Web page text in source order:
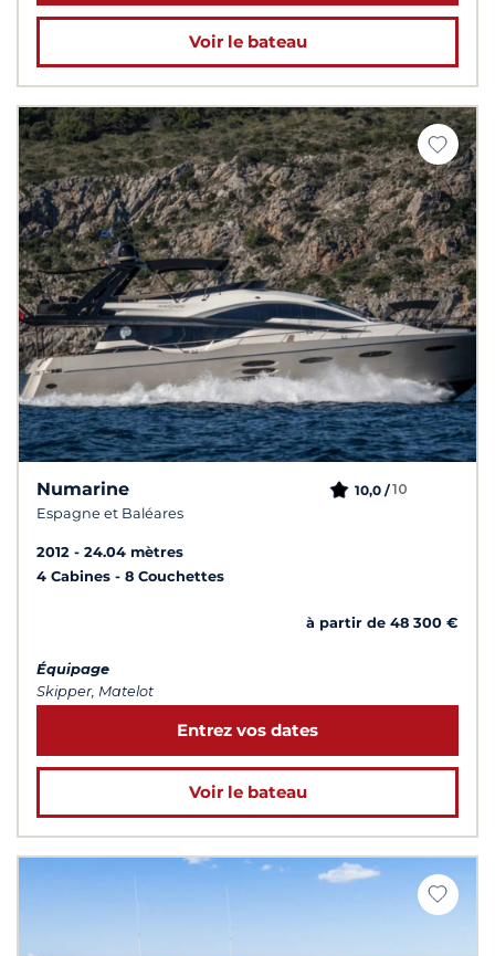
Voir le bateau
Numarine
Espagne et Baléares
10,0 /10
2012
24.04 mètres
4 Cabines
8 Couchettes
à partir de 48 300 €
Équipage
Skipper, Matelot
Entrez vos dates
Voir le bateau